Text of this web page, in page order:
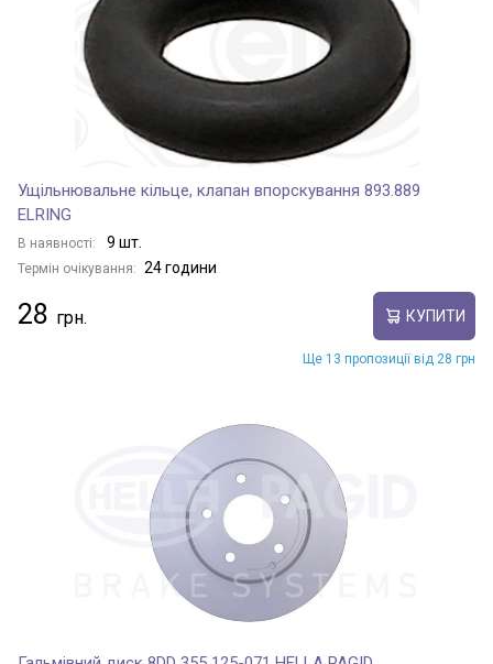
Ущільнювальне кільце, клапан впорскування 893.889
ELRING
В наявності: 9 шт.
Термін очікування: 24 години
28 КУПИТИ
Ще 13 пропозиції від 28 грн